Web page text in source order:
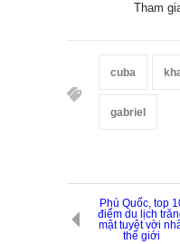
Tham
cuba
gabriel
Phú Quốc, top
điểm du lịch
mật tuyệt vời
thế giới